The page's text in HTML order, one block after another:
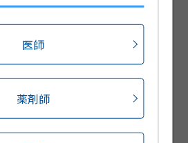
ンテンツのご紹介
新規会員登録
医師
薬剤師